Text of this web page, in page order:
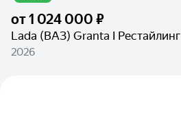
от1 024 000 ₽
Lada (ВАЗ) Granta I Рестайлинг
2026